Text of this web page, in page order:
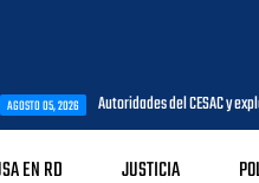
05, 2026 Autoridades del CESAC y
EN RD JUSTICIA